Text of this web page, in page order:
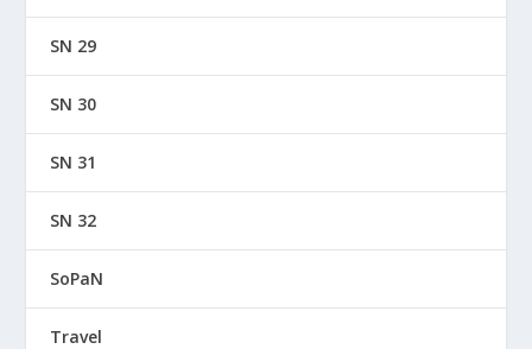
SN 29
SN 30
SN 31
SN 32
SoPaN
Travel